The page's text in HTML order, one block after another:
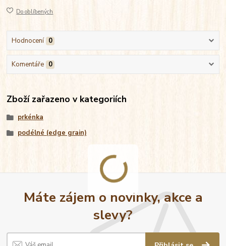
Do oblíbených
Hodnocení 0
Komentáře 0
Zboží zařazeno v kategoriích
prkénka
podélné (edge grain)
Máte zájem o novinky, akce a
slevy?